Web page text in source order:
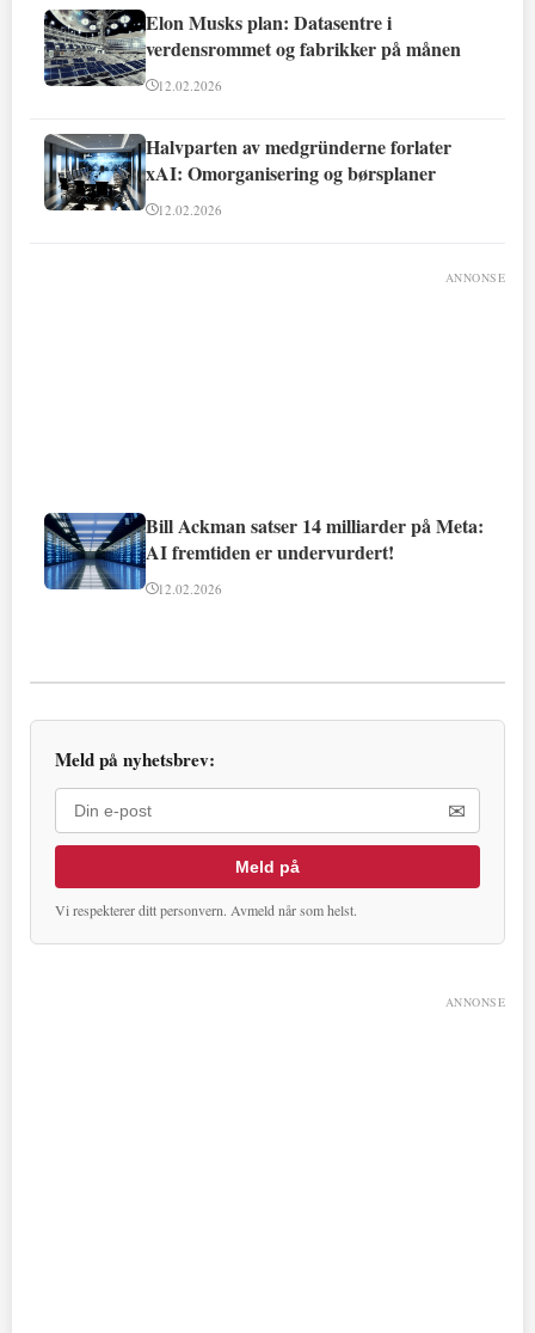
Elon Musks plan: Datasentre i
verdensrommet og fabrikker på månen
12.02.2026
Halvparten av medgründerne forlater
xAI: Omorganisering og børsplaner
12.02.2026
ANNONSE
Bill Ackman satser 14 milliarder på Meta:
AI fremtiden er undervurdert!
12.02.2026
Meld på nyhetsbrev:
✉
Meld på
Vi respekterer ditt personvern. Avmeld når som helst.
ANNONSE